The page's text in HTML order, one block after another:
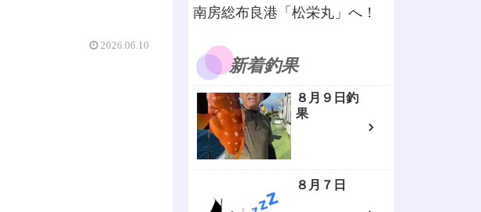
2026.06.10
南房総布良港「松栄丸」へ！
新着釣果
８月９日釣
果
８月７日